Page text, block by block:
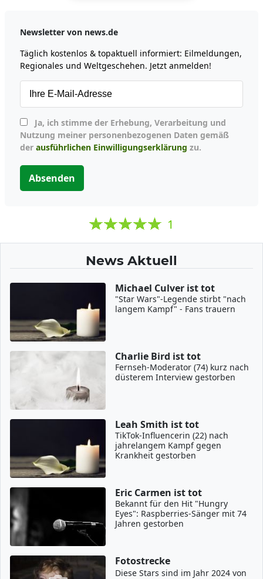
Newsletter von news.de
Täglich kostenlos & topaktuell informiert: Eilmeldungen,
Regionales und Weltgeschehen. Jetzt anmelden!
Nutzung meiner personenbezogenen Daten gemäß
der ausführlichen Einwilligungserklärung zu.
Absenden
1
News Aktuell
Michael Culver ist tot
"Star Wars"-Legende stirbt "nach
langem Kampf" - Fans trauern
Charlie Bird ist tot
Fernseh-Moderator (74) kurz nach
düsterem Interview gestorben
Leah Smith ist tot
TikTok-Influencerin (22) nach
jahrelangem Kampf gegen
Krankheit gestorben
Eric Carmen ist tot
Bekannt für den Hit "Hungry
Eyes": Raspberries-Sänger mit 74
Jahren gestorben
Fotostrecke
Diese Stars sind im Jahr 2024 von